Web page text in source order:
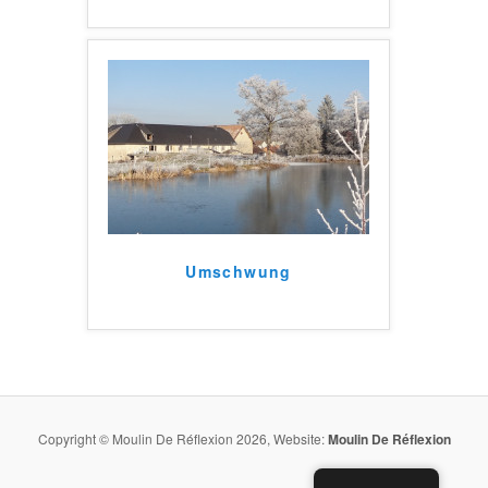
Umschwung
Copyright © Moulin De Réflexion 2026, Website:Moulin De Réflexion